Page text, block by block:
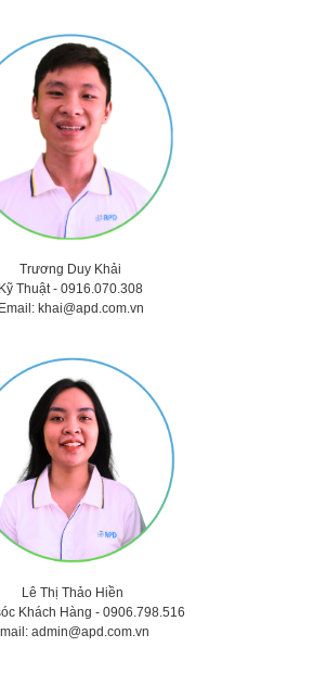
Trương Duy Khải
Kỹ Thuật - 0916.070.308
Email: khai@apd.com.vn
Lê Thị Thảo Hiền
Khách Hàng - 0906.798.516
admin@apd.com.vn